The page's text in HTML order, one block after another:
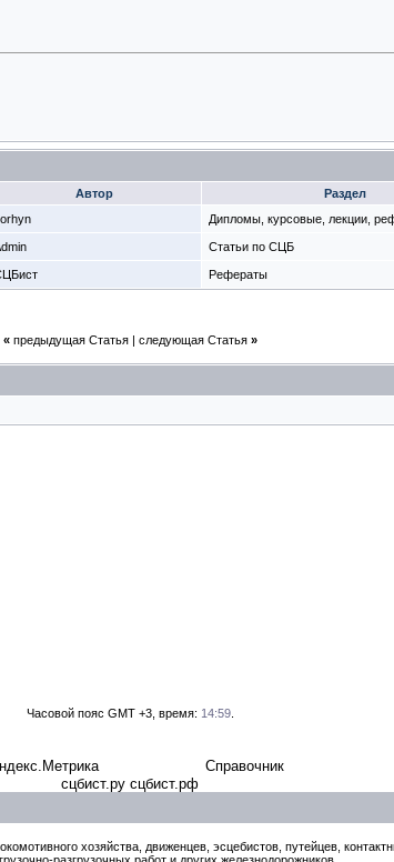
Автор Раздел
Дипломы, курсовые, лекции,
Статьи по СЦБ
Рефераты
« предыдущая Статья| следующая Статья »
Часовой пояс GMT +3, время: 14:59.
Справочник
сцбист.ру сцбист.рф
хозяйства, движенцев, эсцебистов, путейцев,